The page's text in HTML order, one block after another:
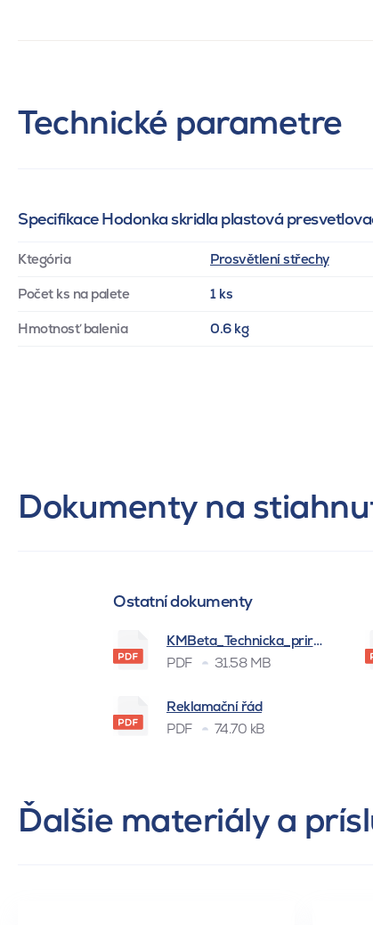
Technické parametre
Specifikace Hodonka skridla plastová
Ktegória Prosvětlení střechy
Počet ks na palete 1 ks
Hmotnosť balenia 0.6 kg
Dokumenty na
Ostatní dokumenty
KMBeta_Technicka_prirucka_BSK_
PDF
31.58 MB
Reklamační řád
PDF
74.70 kB
Ďalšie materiály a